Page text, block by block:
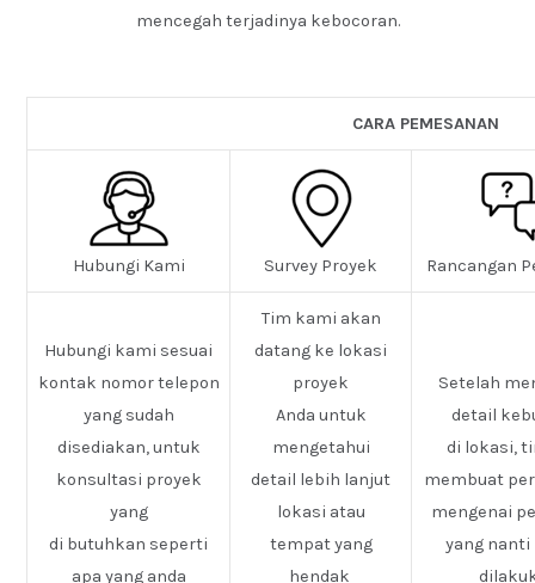
mencegah terjadinya kebocoran.
CARA PEMESANAN
Hubungi Kami Survey Proyek Rancangan
Hubungi kami sesuai
kontak nomor telepon
yang sudah
disediakan, untuk
konsultasi proyek
yang
di butuhkan seperti
apa yang anda
Tim kami akan
datang ke lokasi
proyek
Anda untuk
mengetahui
detail lebih lanjut
lokasi atau
tempat yang
hendak
Setelah
detail
di lokasi,
membuat
mengenai
yang nanti